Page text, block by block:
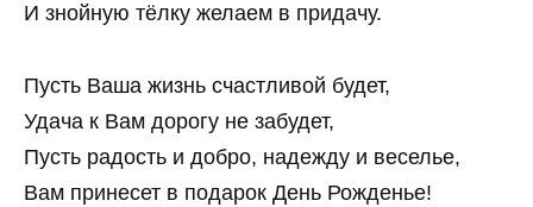
И знойную тёлку желаем в придачу.
Пусть Ваша жизнь счастливой будет,
Удача к Вам дорогу не забудет,
Пусть радость и добро, надежду и веселье,
Вам принесет в подарок День Рожденье!